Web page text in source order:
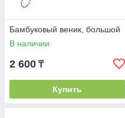
Бамбуковый веник, большой
В наличии
2 600 ₸
Купить